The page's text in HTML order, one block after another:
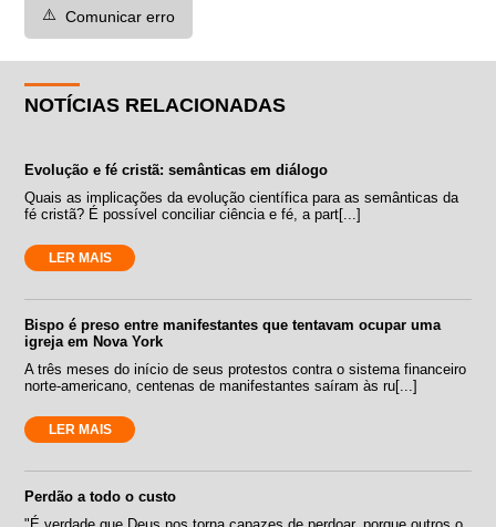
⚠️ Comunicar erro
NOTÍCIAS RELACIONADAS
Evolução e fé cristã: semânticas em diálogo
Quais as implicações da evolução científica para as semânticas da
fé cristã? É possível conciliar ciência e fé, a part[...]
LER MAIS
Bispo é preso entre manifestantes que tentavam ocupar uma
igreja em Nova York
A três meses do início de seus protestos contra o sistema financeiro
norte-americano, centenas de manifestantes saíram às ru[...]
LER MAIS
Perdão a todo o custo